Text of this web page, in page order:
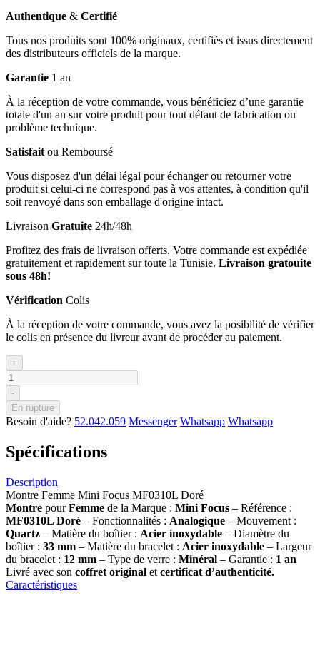
Authentique & Certifié
Tous nos produits sont 100% originaux, certifiés et issus directement
des distributeurs officiels de la marque.
Garantie 1 an
À la réception de votre commande, vous bénéficiez d’une garantie
totale d'un an sur votre produit pour tout défaut de fabrication ou
problème technique.
Satisfait ou Remboursé
Vous disposez d'un délai légal pour échanger ou retourner votre
produit si celui-ci ne correspond pas à vos attentes, à condition qu'il
soit renvoyé dans son emballage d'origine intact.
Livraison Gratuite 24h/48h
Profitez des frais de livraison offerts. Votre commande est expédiée
gratuitement et rapidement sur toute la Tunisie. Livraison gratouite
sous 48h!
Vérification Colis
À la réception de votre commande, vous avez la posibilité de vérifier
le colis en présence du livreur avant de procéder au paiement.
+
-
En rupture
Besoin d'aide? 52.042.059 Messenger Whatsapp Whatsapp
Spécifications
Description
Montre Femme Mini Focus MF0310L Doré
Montre pourFemme de la Marque : Mini Focus – Référence :
MF0310L Doré – Fonctionnalités : Analogique – Mouvement :
Quartz – Matière du boîtier : Acier inoxydable – Diamètre du
boîtier : 33 mm – Matière du bracelet : Acier inoxydable – Largeur
du bracelet : 12 mm – Type de verre : Minéral – Garantie : 1 an
Livré avec son coffret original et certificat d’authenticité.
Caractéristiques